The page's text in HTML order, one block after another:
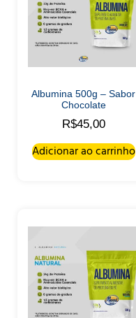
Albumina 500g – Sabor
Chocolate
R$45,00
Adicionar ao carrinho